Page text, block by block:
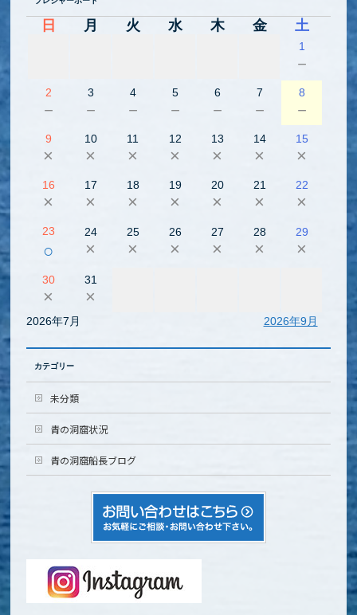
日 月 火 水 木 金 土
1
－
2
－
3
－
4
－
5
－
6
－
7
－
8
－
9
×
10
×
11
×
12
×
13
×
14
×
15
×
16
×
17
×
18
×
19
×
20
×
21
×
22
×
23
○
24
×
25
×
26
×
27
×
28
×
29
×
30
×
31
×
2026年7月 2026年9月
カテゴリー
未分類
青の洞窟状況
青の洞窟船長ブログ